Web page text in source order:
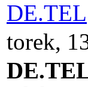
DE.TEL
torek,